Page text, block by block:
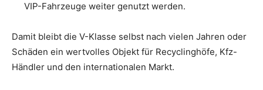
VIP-Fahrzeuge weiter genutzt werden.
Damit bleibt die V-Klasse selbst nach vielen Jahren oder
Schäden ein wertvolles Objekt für Recyclinghöfe, Kfz-
Händler und den internationalen Markt.